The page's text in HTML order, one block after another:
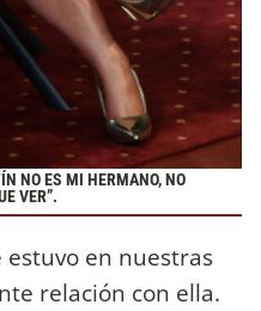
NO ES MI HERMANO, NO
VER”.
estuvo en nuestras
relación con ella.